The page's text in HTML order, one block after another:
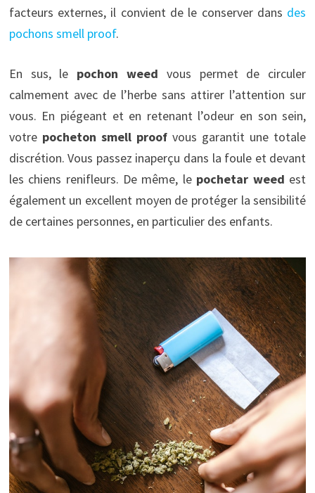
facteurs externes, il convient de le conserver dans des
pochons smell proof.
En sus, le pochon weed vous permet de circuler
calmement avec de l’herbe sans attirer l’attention sur
vous. En piégeant et en retenant l’odeur en son sein,
votre pocheton smell proofvous garantit une totale
discrétion. Vous passez inaperçu dans la foule et devant
les chiens renifleurs. De même, le pochetar weed est
également un excellent moyen de protéger la sensibilité
de certaines personnes, en particulier des enfants.